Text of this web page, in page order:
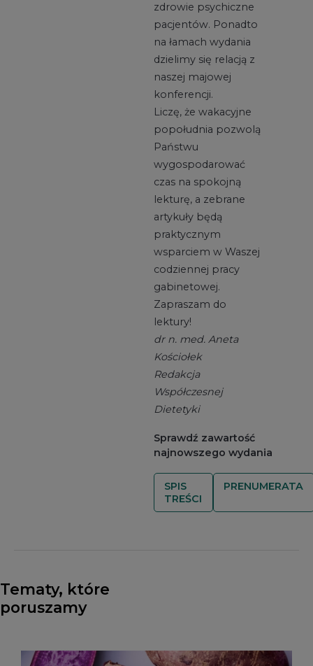
zdrowie psychiczne
pacjentów. Ponadto
na łamach wydania
dzielimy się relacją z
naszej majowej
konferencji.
Liczę, że wakacyjne
popołudnia pozwolą
Państwu
wygospodarować
czas na spokojną
lekturę, a zebrane
artykuły będą
praktycznym
wsparciem w Waszej
codziennej pracy
gabinetowej.
Zapraszam do
lektury!
dr n. med. Aneta
Kościołek
Redakcja
Współczesnej
Dietetyki
Sprawdź zawartość
najnowszego wydania
SPIS
TREŚCI
PRENUMERATA
Tematy, które
poruszamy